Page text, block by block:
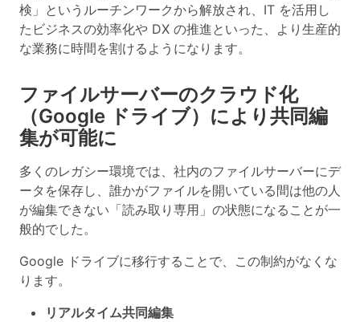
検」というルーチンワークから解放され、IT を活用し
たビジネスの効率化や DX の推進といった、より生産的
な業務に時間を割けるようになります。
ファイルサーバーのクラウド化
（Google ドライブ）により共同編
集が可能に
多くのレガシー環境では、社内のファイルサーバーにデ
ータを保存し、誰かがファイルを開いている間は他の人
が編集できない「読み取り専用」の状態になることが一
般的でした。
Google ドライブに移行することで、この制約がなくな
ります。
リアルタイム共同編集